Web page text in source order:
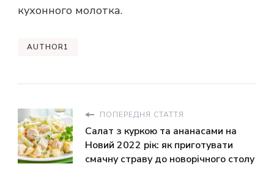
кухонного молотка.
AUTHOR1
ПОПЕРЕДНЯ СТАТТЯ
Салат з куркою та ананасами на
Новий 2022 рік: як приготувати
смачну страву до новорічного столу